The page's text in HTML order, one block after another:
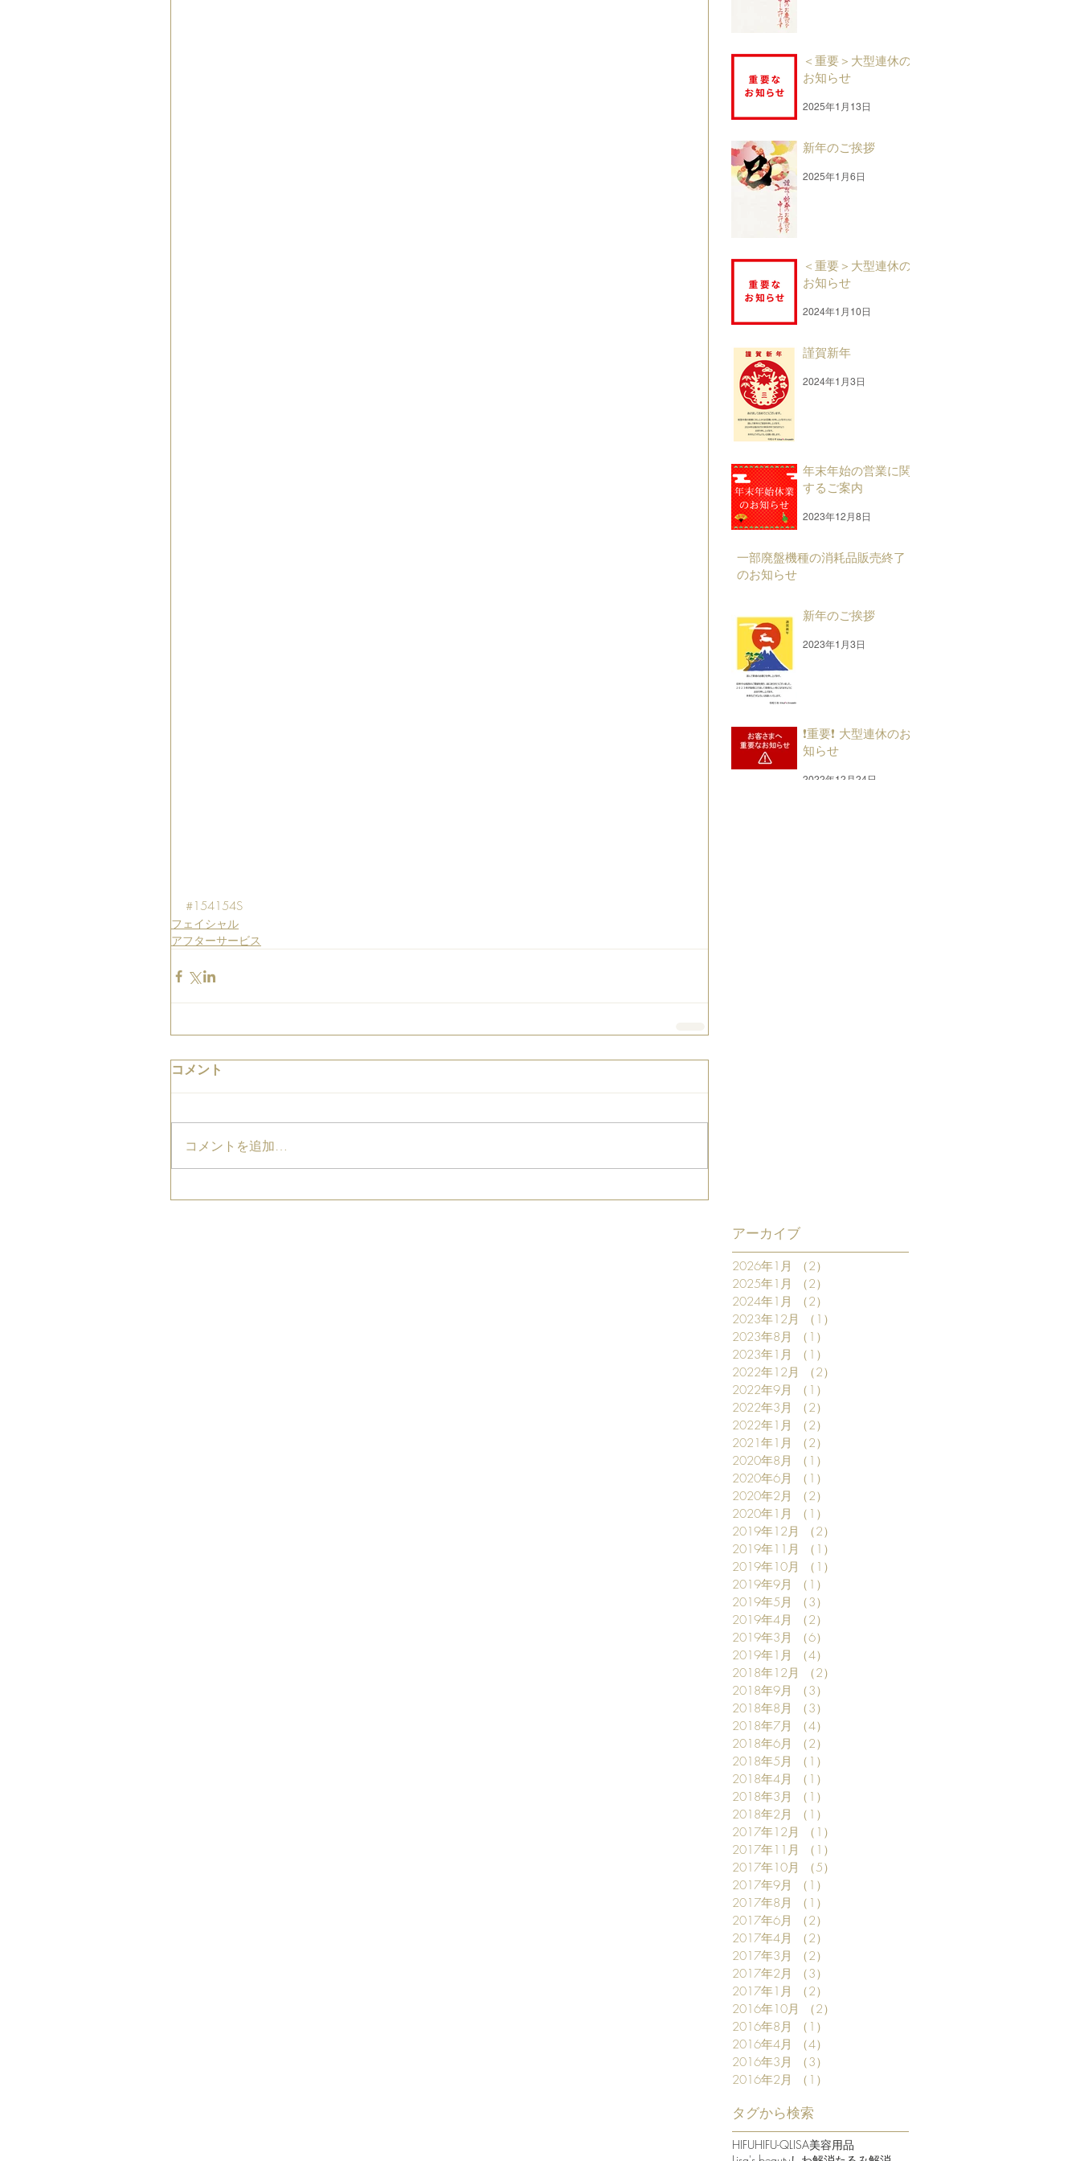
#154154S
フェイシャル
アフターサービス
コメント
コメントを追加…
＜重要＞大型連休の
お知らせ
2025年1月13日
新年のご挨拶
2025年1月6日
＜重要＞大型連休の
お知らせ
2024年1月10日
謹賀新年
2024年1月3日
年末年始の営業に関
するご案内
2023年12月8日
一部廃盤機種の消耗品販売終了
のお知らせ
新年のご挨拶
2023年1月3日
❗重要❗ 大型連休のお
知らせ
2022年12月24日
アーカイブ
2026年1月 （2）
2025年1月
（2）
2024年1月
（2）
2023年12月
（1）
2023年8月
（1）
2023年1月
（1）
2022年12月
（2）
2022年9月
（1）
2022年3月
（2）
2022年1月
（2）
2021年1月
（2）
2020年8月
（1）
2020年6月
（1）
2020年2月
（2）
2020年1月
（1）
2019年12月
（2）
2019年11月
（1）
2019年10月
（1）
2019年9月
（1）
2019年5月
（3）
2019年4月
（2）
2019年3月
（6）
2019年1月
（4）
2018年12月
（2）
2018年9月
（3）
2018年8月
（3）
2018年7月
（4）
2018年6月
（2）
2018年5月
（1）
2018年4月
（1）
2018年3月
（1）
2018年2月
（1）
2017年12月
（1）
2017年11月
（1）
2017年10月
（5）
2017年9月
（1）
2017年8月
（1）
2017年6月
（2）
2017年4月
（2）
2017年3月
（2）
2017年2月
（3）
2017年1月
（2）
2016年10月
（2）
2016年8月
（1）
2016年4月
（4）
2016年3月
（3）
2016年2月
（1）
タグから検索
HIFUHIFU-QLISA美容用品